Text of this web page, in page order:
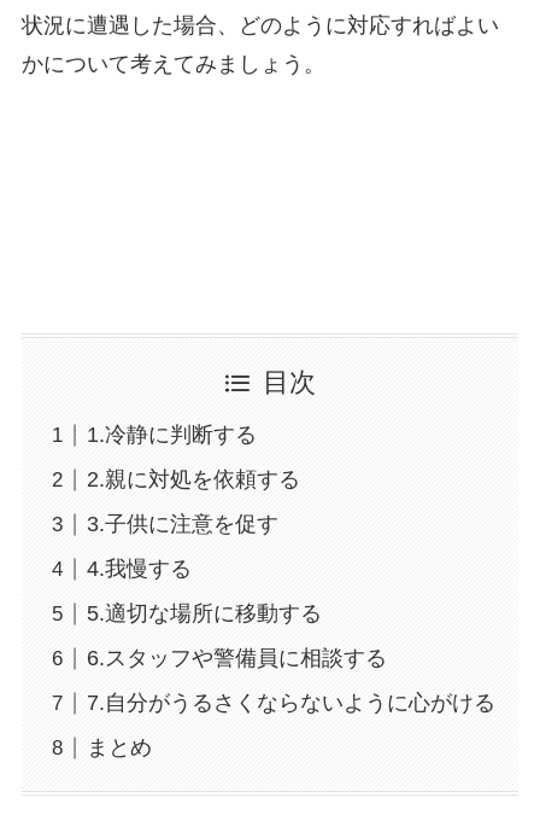
状況に遭遇した場合、どのように対応すればよい
かについて考えてみましょう。
目次
1.冷静に判断する
2.親に対処を依頼する
3.子供に注意を促す
4.我慢する
5.適切な場所に移動する
6.スタッフや警備員に相談する
7.自分がうるさくならないように心がける
まとめ